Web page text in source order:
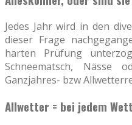
Jedes Jahr wird in den
dieser Frage
harten Prüfung
Schneematsch,
Ganzjahres- bzw
Allwetter = bei jedem